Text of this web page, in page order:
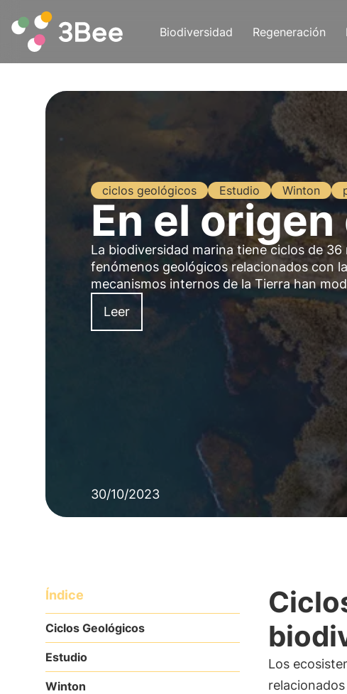
Biodiversidad Regeneración
ciclos geológicos Estudio Winton
En el
La biodiversidad marina tiene ciclos de
fenómenos geológicos relacionados con
mecanismos internos de la Tierra han
Leer
30/10/2023
Índice
Ciclos Geológicos
Estudio
Winton
Los